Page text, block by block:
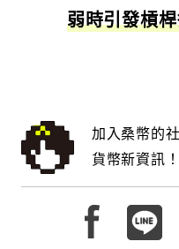
弱時引發槓
加入桑幣的
貨幣新資訊！